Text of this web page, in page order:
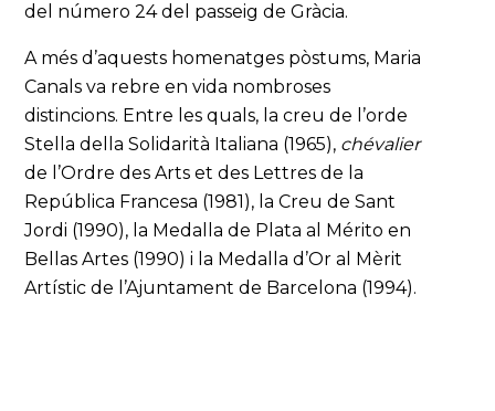
del número 24 del passeig de Gràcia.
A més d’aquests homenatges pòstums, Maria
Canals va rebre en vida nombroses
distincions. Entre les quals, la creu de l’orde
Stella della Solidarità Italiana (1965), chévalier
de l’Ordre des Arts et des Lettres de la
República Francesa (1981), la Creu de Sant
Jordi (1990), la Medalla de Plata al Mérito en
Bellas Artes (1990) i la Medalla d’Or al Mèrit
Artístic de l’Ajuntament de Barcelona (1994).